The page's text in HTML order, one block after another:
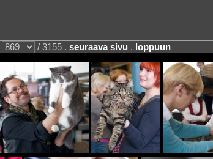
/ 3155 . seuraava sivu . loppuun